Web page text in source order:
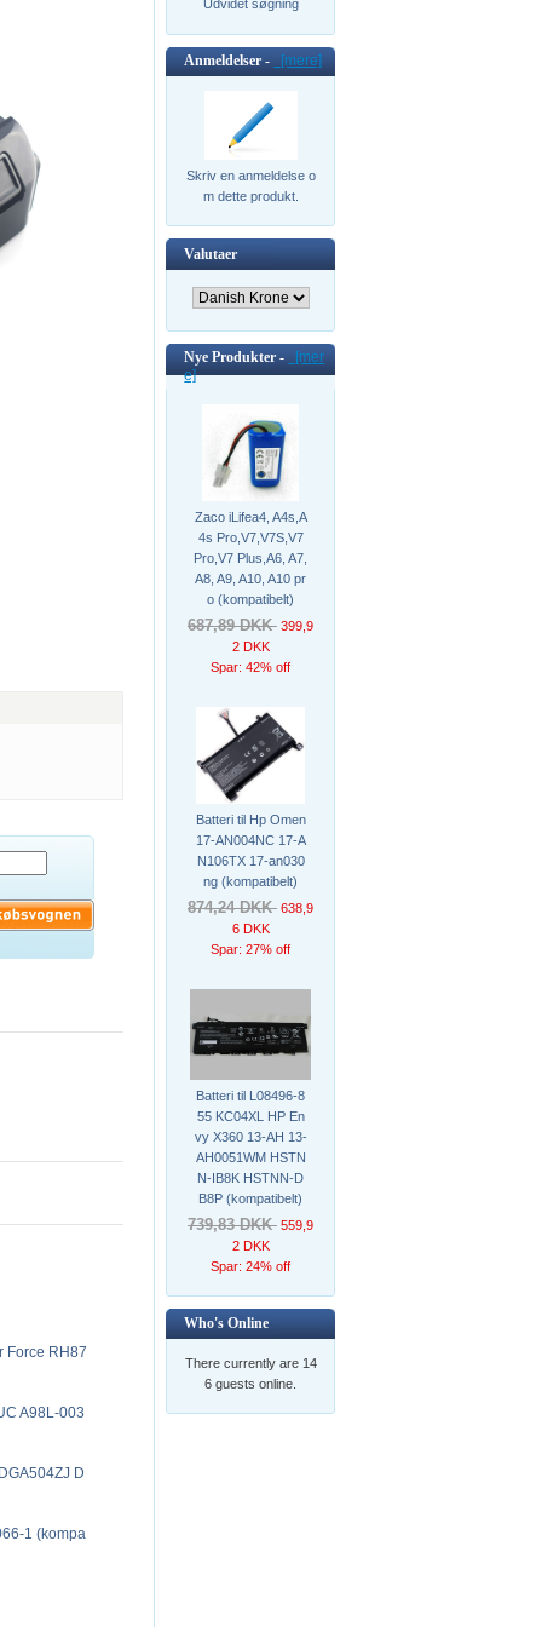
Force RH87
A98L-003
D
1 (kompa
Udvidet søgning
Anmeldelser - [mere]
Skriv en anmeldelse o
m dette produkt.
Valutaer
Nye Produkter -
[mer
e]
Zaco iLifea4, A4s,A
4s Pro,V7,V7S,V7
Pro,V7 Plus,A6, A7,
A8, A9, A10, A10 pr
o (kompatibelt)
687,89 DKK 399,9
2 DKK
Spar: 42% off
Batteri til Hp Omen
17-AN004NC 17-A
N106TX 17-an030
ng (kompatibelt)
874,24 DKK 638,9
6 DKK
Spar: 27% off
Batteri til L08496-8
55 KC04XL HP En
vy X360 13-AH 13-
AH0051WM HSTN
N-IB8K HSTNN-D
B8P (kompatibelt)
739,83 DKK 559,9
2 DKK
Spar: 24% off
Who's Online
There currently are 14
6 guests online.